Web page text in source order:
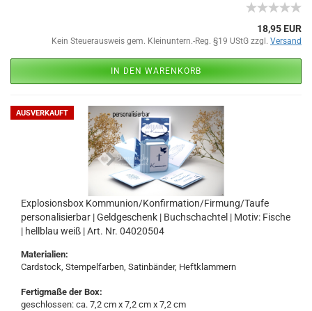
18,95 EUR
Kein Steuerausweis gem. Kleinuntern.-Reg. §19 UStG zzgl. Versand
IN DEN WARENKORB
AUSVERKAUFT
Explosionsbox Kommunion/Konfirmation/Firmung/Taufe
personalisierbar | Geldgeschenk | Buchschachtel | Motiv: Fische
| hellblau weiß | Art. Nr. 04020504
Materialien:
Cardstock, Stempelfarben, Satinbänder, Heftklammern
Fertigmaße der Box:
geschlossen: ca. 7,2 cm x 7,2 cm x 7,2 cm